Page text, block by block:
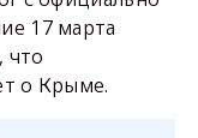
17 марта
что
о Крыме.